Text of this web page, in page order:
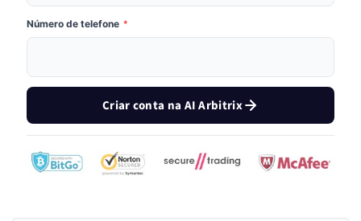
Número de telefone *
Criar conta na AI Arbitrix